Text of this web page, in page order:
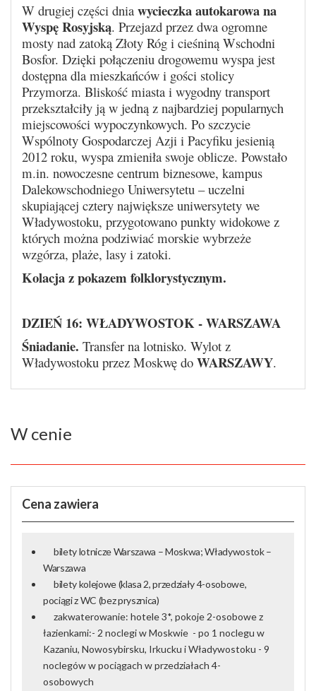
W drugiej części dnia wycieczka autokarowa na
Wyspę Rosyjską. Przejazd przez dwa ogromne
mosty nad zatoką Złoty Róg i cieśniną Wschodni
Bosfor. Dzięki połączeniu drogowemu wyspa jest
dostępna dla mieszkańców i gości stolicy
Przymorza. Bliskość miasta i wygodny transport
przekształciły ją w jedną z najbardziej popularnych
miejscowości wypoczynkowych. Po szczycie
Wspólnoty Gospodarczej Azji i Pacyfiku jesienią
2012 roku, wyspa zmieniła swoje oblicze. Powstało
m.in. nowoczesne centrum biznesowe, kampus
Dalekowschodniego Uniwersytetu – uczelni
skupiającej cztery największe uniwersytety we
Władywostoku, przygotowano punkty widokowe z
których można podziwiać morskie wybrzeże
wzgórza, plaże, lasy i zatoki.
Kolacjaz pokazem folklorystycznym.
DZIEŃ 16: WŁADYWOSTOK - WARSZAWA
Śniadanie. Transfer na lotnisko. Wylot z
Władywostoku przez Moskwę do WARSZAWY.
W cenie
Cena zawiera
bilety lotnicze Warszawa – Moskwa; Władywostok –
Warszawa
bilety kolejowe(klasa 2, przedziały 4-osobowe,
pociągi z WC (bez prysznica)
zakwaterowanie: hotele 3*, pokoje 2-osobowe z
łazienkami:- 2 noclegi w Moskwie - po 1 noclegu w
Kazaniu, Nowosybirsku, Irkucku iWładywostoku - 9
noclegów w pociągach w przedziałach 4-
osobowych